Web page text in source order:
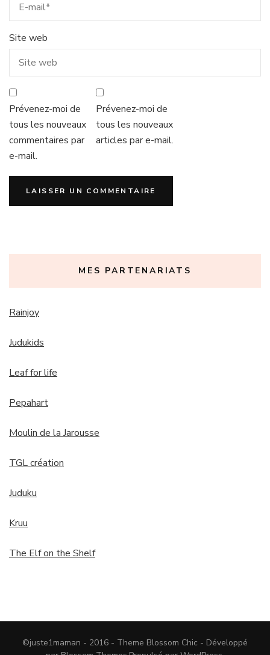
Site web
Prévenez-moi de
tous les nouveaux
commentaires par
e-mail.
Prévenez-moi de
tous les nouveaux
articles par e-mail.
MES PARTENARIATS
Rainjoy
Judukids
Leaf for life
Pepahart
Moulin de la Jarousse
TGL création
Juduku
Kruu
The Elf on the Shelf
©juste1maman - 2016 - Theme Blossom Chic - Développé